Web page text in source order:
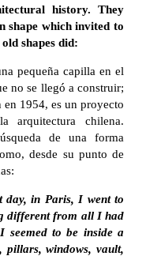
history. They
shape which invited to
shapes did:
pequeña capilla en el
no se llegó a construir;
1954, es un proyecto
arquitectura chilena.
de una forma
desde su punto de
day, in Paris, I went to
different from all I had
seemed to be inside a
pillars, windows, vault,